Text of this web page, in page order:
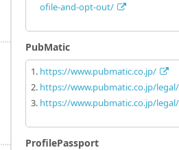
ofile-and-opt-out/
PubMatic
https://www.pubmatic.co.jp/
https://www.pubmatic.co.jp/
https://www.pubmatic.co.jp/
ProfilePassport